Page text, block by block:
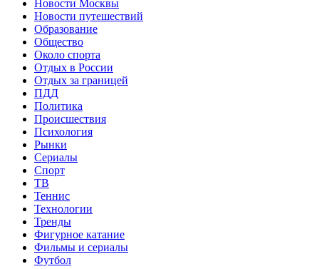
Новости Москвы
Новости путешествий
Образование
Общество
Около спорта
Отдых в России
Отдых за границей
ПДД
Политика
Происшествия
Психология
Рынки
Сериалы
Спорт
ТВ
Теннис
Технологии
Тренды
Фигурное катание
Фильмы и сериалы
Футбол